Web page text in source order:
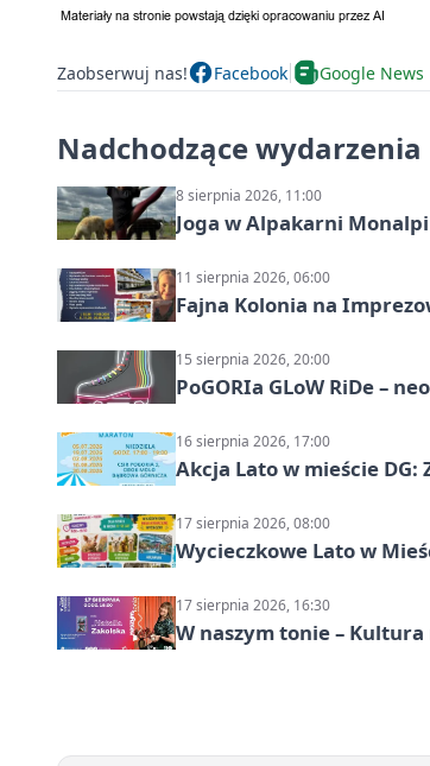
Zaobserwuj nas! Facebook Google News
Nadchodzące wydarzenia
8 sierpnia 2026, 11:00
Joga w Alpakarni
11 sierpnia 2026, 06:00
Fajna Kolonia na
15 sierpnia 2026, 20:00
PoGORIa GLoW RiDe –
16 sierpnia 2026, 17:00
Akcja Lato w mieście DG:
17 sierpnia 2026, 08:00
Wycieczkowe Lato w
17 sierpnia 2026, 16:30
W naszym tonie –